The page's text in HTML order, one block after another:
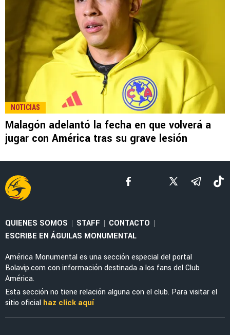
LEE TAMBIÉN
MERCADO
¿Qué aportaría Jáminton Campaz al América?
Análisis del posible nuevo refuerzo